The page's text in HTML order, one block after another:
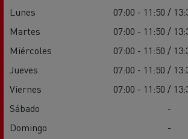
Lunes
07:00 - 11:50 /
Martes
07:00 - 11:50 /
Miércoles
07:00 - 11:50 /
Jueves
07:00 - 11:50 /
Viernes
07:00 - 11:50 /
Sábado
-
Domingo
-